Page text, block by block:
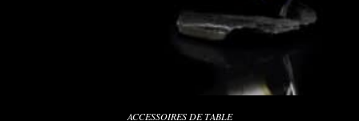
ACCESSOIRES DE TABLE